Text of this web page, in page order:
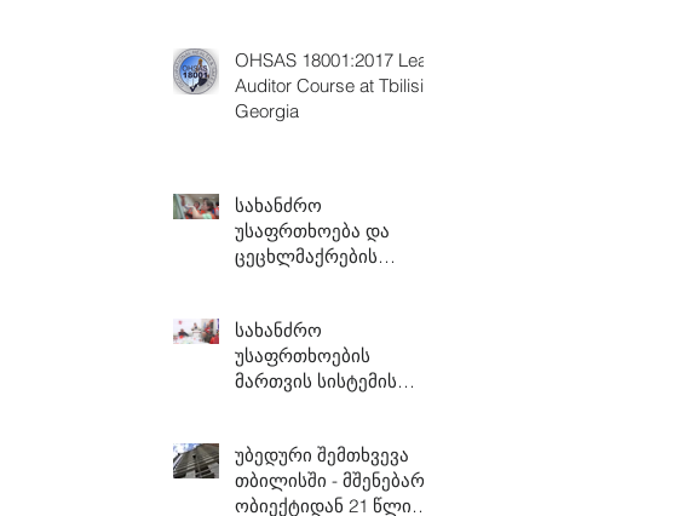
OHSAS 18001:2017 Lead
Auditor Course at Tbilisi,
Georgia
სახანძრო
უსაფრთხოება და
ცეცხლმაქრების
ტრენინგი
სახანძრო
უსაფრთხოების
მართვის სისტემის
უბედური შემთხვევა
თბილისში - მშენებარე
ობიექტიდან 21 წლის